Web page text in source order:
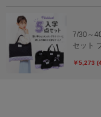
7/30～
セット
￥5,273